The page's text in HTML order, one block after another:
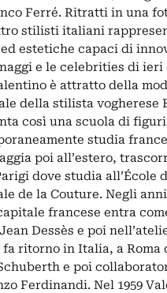
Ferré. Ritratti in una
stilisti italiani
estetiche capaci di
e le celebrities di ieri
è attratto della
della stilista vogherese
così una scuola di
studia
poi all’estero,
dove studia all’École
de la Couture. Negli anni
francese entra
Dessès e poi
fa ritorno in Italia, a Roma
e poi
Ferdinandi. Nel 1959